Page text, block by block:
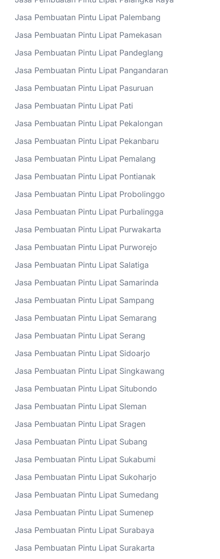
Jasa Pembuatan Pintu Lipat Palembang
Jasa Pembuatan Pintu Lipat Pamekasan
Jasa Pembuatan Pintu Lipat Pandeglang
Jasa Pembuatan Pintu Lipat Pangandaran
Jasa Pembuatan Pintu Lipat Pasuruan
Jasa Pembuatan Pintu Lipat Pati
Jasa Pembuatan Pintu Lipat Pekalongan
Jasa Pembuatan Pintu Lipat Pekanbaru
Jasa Pembuatan Pintu Lipat Pemalang
Jasa Pembuatan Pintu Lipat Pontianak
Jasa Pembuatan Pintu Lipat Probolinggo
Jasa Pembuatan Pintu Lipat Purbalingga
Jasa Pembuatan Pintu Lipat Purwakarta
Jasa Pembuatan Pintu Lipat Purworejo
Jasa Pembuatan Pintu Lipat Salatiga
Jasa Pembuatan Pintu Lipat Samarinda
Jasa Pembuatan Pintu Lipat Sampang
Jasa Pembuatan Pintu Lipat Semarang
Jasa Pembuatan Pintu Lipat Serang
Jasa Pembuatan Pintu Lipat Sidoarjo
Jasa Pembuatan Pintu Lipat Singkawang
Jasa Pembuatan Pintu Lipat Situbondo
Jasa Pembuatan Pintu Lipat Sleman
Jasa Pembuatan Pintu Lipat Sragen
Jasa Pembuatan Pintu Lipat Subang
Jasa Pembuatan Pintu Lipat Sukabumi
Jasa Pembuatan Pintu Lipat Sukoharjo
Jasa Pembuatan Pintu Lipat Sumedang
Jasa Pembuatan Pintu Lipat Sumenep
Jasa Pembuatan Pintu Lipat Surabaya
Jasa Pembuatan Pintu Lipat Surakarta